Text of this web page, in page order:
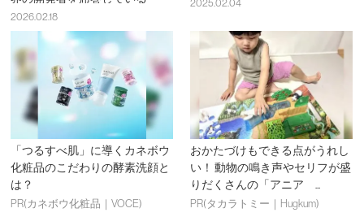
2026.02.18
2025.02.04
「つるすべ肌」に導くカネボウ
化粧品のこだわりの酵素洗顔と
は？
PR(カネボウ化粧品｜VOCE)
おかたづけもできる点がうれし
い！ 動物の鳴き声やセリフが盛
りだくさんの「アニア ...
PR(タカラトミー｜Hugkum)